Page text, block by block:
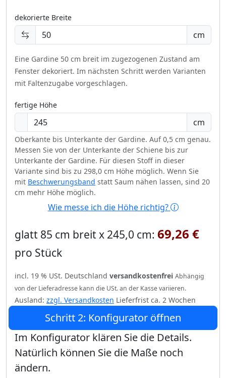
dekorierte Breite
cm
Eine Gardine 50 cm breit im zugezogenen Zustand am
Fenster dekoriert. Im nächsten Schritt werden Varianten
mit Faltenzugabe vorgeschlagen.
fertige Höhe
cm
Oberkante bis Unterkante der Gardine. Auf 0,5 cm genau.
Messen Sie von der Unterkante der Schiene bis zur
Unterkante der Gardine. Für diesen Stoff in dieser
Variante sind bis zu 298,0 cm Höhe möglich. Wenn Sie
mit Beschwerungsband statt Saum nähen lassen, sind 20
cm mehr Höhe möglich.
Wie messe ich die Höhe richtig?
glatt 85 cm breit x 245,0 cm: 69,26 €
pro Stück
incl. 19 % USt. Deutschland versandkostenfrei Abhängig
von der Lieferadresse kann die USt. an der Kasse variieren.
Ausland: zzgl. Versandkosten Lieferfrist ca. 2 Wochen
Schritt 2: Konfigurator öffnen
Im Konfigurator klären Sie die Details.
Natürlich können Sie die Maße noch
ändern.